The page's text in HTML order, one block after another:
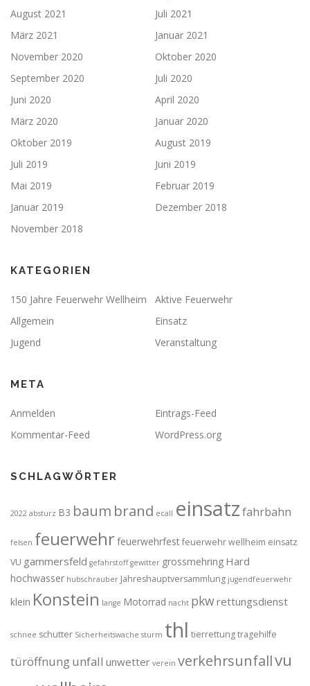
August 2021
Juli 2021
März 2021
Januar 2021
November 2020
Oktober 2020
September 2020
Juli 2020
Juni 2020
April 2020
März 2020
Januar 2020
Oktober 2019
August 2019
Juli 2019
Juni 2019
Mai 2019
Februar 2019
Januar 2019
Dezember 2018
November 2018
KATEGORIEN
150 Jahre Feuerwehr Wellheim
Aktive Feuerwehr
Allgemein
Einsatz
Jugend
Veranstaltung
META
Anmelden
Eintrags-Feed
Kommentar-Feed
WordPress.org
SCHLAGWÖRTER
2022 absturz B3 baum brand ecall einsatzfahrbahn
felsen feuerwehrfeuerwehrfest feuerwehr wellheim einsatz
VU gammersfeld gefahrstoff gewitter grossmehring Hard
hochwasser hubschrauber Jahreshauptversammlung jugendfeuerwehr
klein Konstein lange Motorrad nacht pkwrettungsdienst
schnee schutter Sicherheitswache sturm thl tierrettungtragehilfe
türöffnungunfall unwetter verein verkehrsunfallvu